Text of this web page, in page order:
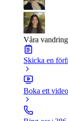
Våra
Skicka en
Boka ett